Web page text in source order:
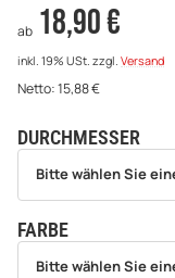
ab 18,90 €
inkl. 19% USt. zzgl. Versand
Netto:15,88€
DURCHMESSER
wählen
Bitte wählen Sie
FARBE
wählen
Bitte wählen Sie